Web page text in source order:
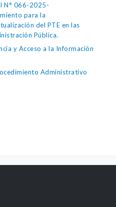
N° 066-2025-
para la
del PTE en las
Pública.
y Acceso a la Información
Administrativo